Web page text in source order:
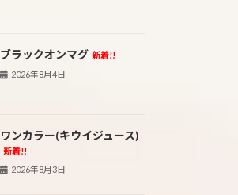
ブラックオンマグ 新着!!
2026年8月4日
ワンカラー(キウイジュース)
新着!!
2026年8月3日